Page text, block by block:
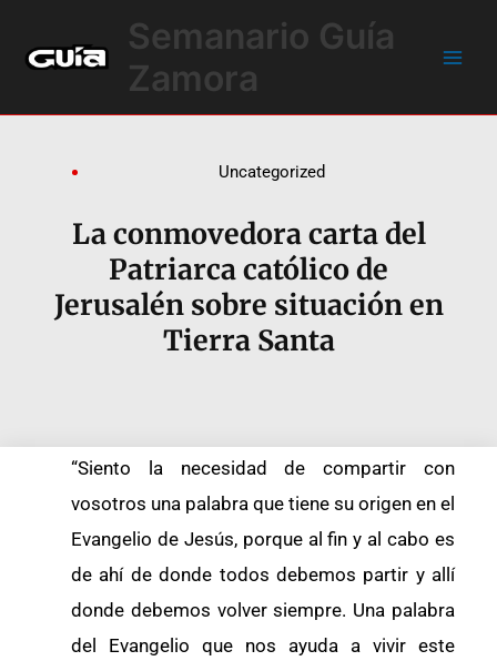
contenido
Semanario Guía
Zamora
Uncategorized
La conmovedora carta del
Patriarca católico de
Jerusalén sobre situación en
Tierra Santa
“Siento la necesidad de compartir con
vosotros una palabra que tiene su origen en el
Evangelio de Jesús, porque al fin y al cabo es
de ahí de donde todos debemos partir y allí
donde debemos volver siempre. Una palabra
del Evangelio que nos ayuda a vivir este